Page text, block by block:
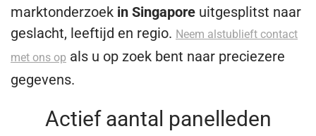
marktonderzoek in Singapore uitgesplitst naar
geslacht, leeftijd en regio. Neem alstublieft contact
met ons op als u op zoek bent naar preciezere
gegevens.
Actief aantal panelleden